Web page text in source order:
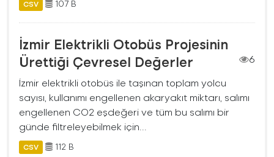
CSV 107 B
İzmir Elektrikli Otobüs Projesinin
Ürettiği Çevresel Değerler
6
İzmir elektrikli otobüs ile taşınan toplam yolcu
sayısı, kullanımı engellenen akaryakıt miktarı, salımı
engellenen CO2 eşdeğeri ve tüm bu salımı bir
günde filtreleyebilmek için...
CSV 112 B